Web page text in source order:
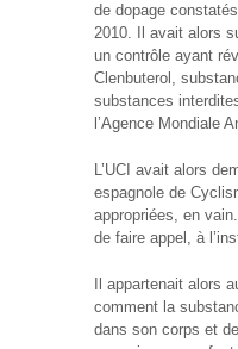
de dopage
2010. Il avait alors
un contrôle ayant
Clenbuterol,
substances
l’Agence Mondiale
L’UCI avait alors
espagnole de
appropriées, en
de faire appel, à
Il appartenait alors
comment la
dans son corps et